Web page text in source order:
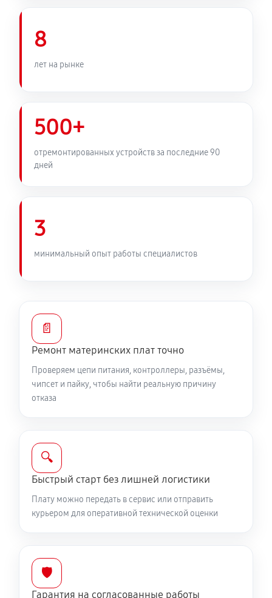
8
лет на рынке
500+
отремонтированных устройств за последние 90
дней
3
минимальный опыт работы специалистов
📄
Ремонт материнских плат точно
Проверяем цепи питания, контроллеры, разъёмы,
чипсет и пайку, чтобы найти реальную причину
отказа
🔍
Быстрый старт без лишней логистики
Плату можно передать в сервис или отправить
курьером для оперативной технической оценки
🛡️
Гарантия на согласованные работы